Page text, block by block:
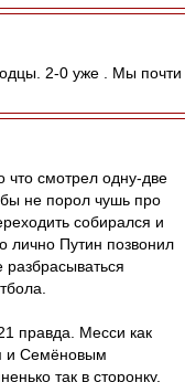
2-0 уже . Мы почти
что смотрел одну-две
не порол чушь про
собирался и
лично Путин позвонил
правда. Месси как
и Семёновым
так в сторонку.